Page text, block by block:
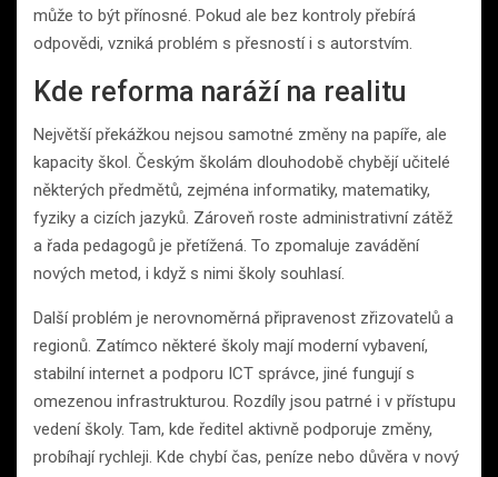
může to být přínosné. Pokud ale bez kontroly přebírá
odpovědi, vzniká problém s přesností i s autorstvím.
Kde reforma naráží na realitu
Největší překážkou nejsou samotné změny na papíře, ale
kapacity škol. Českým školám dlouhodobě chybějí učitelé
některých předmětů, zejména informatiky, matematiky,
fyziky a cizích jazyků. Zároveň roste administrativní zátěž
a řada pedagogů je přetížená. To zpomaluje zavádění
nových metod, i když s nimi školy souhlasí.
Další problém je nerovnoměrná připravenost zřizovatelů a
regionů. Zatímco některé školy mají moderní vybavení,
stabilní internet a podporu ICT správce, jiné fungují s
omezenou infrastrukturou. Rozdíly jsou patrné i v přístupu
vedení školy. Tam, kde ředitel aktivně podporuje změny,
probíhají rychleji. Kde chybí čas, peníze nebo důvěra v nový